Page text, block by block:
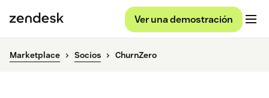
Ver una demostración
Marketplace Socios ChurnZero